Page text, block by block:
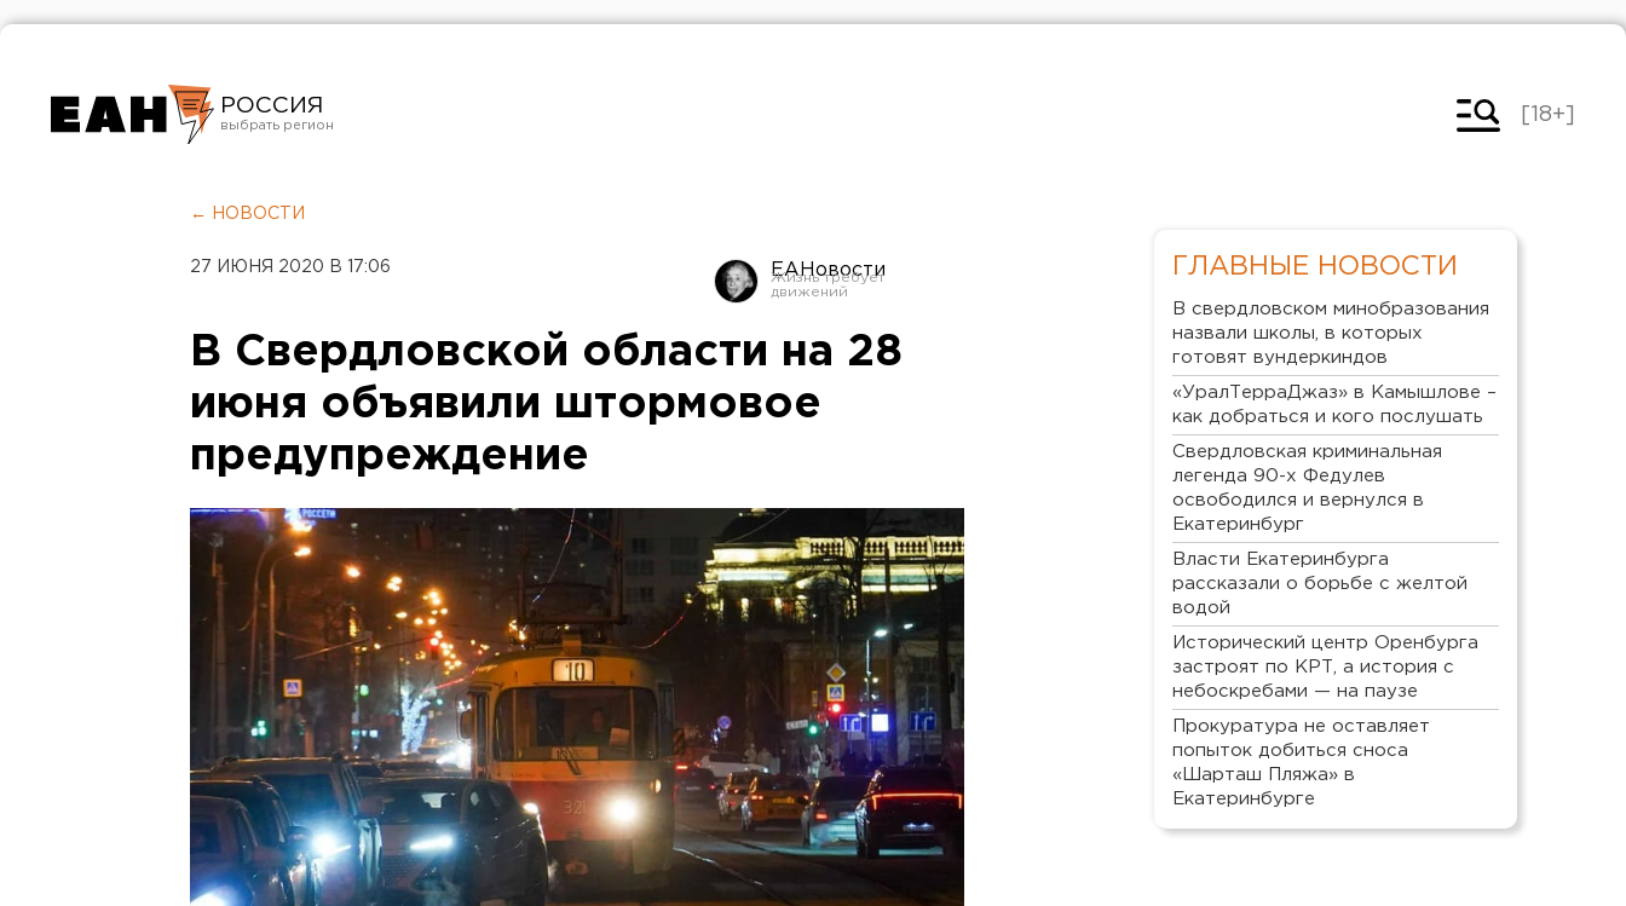
РОССИЯ
Челябинск
[18+]
← НОВОСТИ
27 ИЮНЯ 2020 В 17:06 ЕАНовости
В Свердловской области на 28
июня объявили штормовое
предупреждение
ГЛАВНЫЕ НОВОСТИ
В свердловском минобразования
назвали школы, в которых
готовят вундеркиндов
«УралТерраДжаз» в Камышлове –
как добраться и кого послушать
Свердловская криминальная
легенда 90-х Федулев
освободился и вернулся в
Екатеринбург
Власти Екатеринбурга
рассказали о борьбе с желтой
водой
Исторический центр Оренбурга
застроят по КРТ, а история с
небоскребами — на паузе
Прокуратура не оставляет
попыток добиться сноса
«Шарташ Пляжа» в
Екатеринбурге